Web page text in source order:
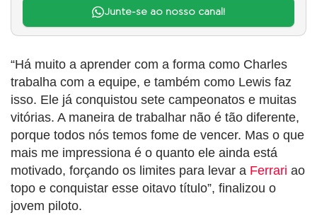
Junte-se ao nosso canal!
“Há muito a aprender com a forma como Charles
trabalha com a equipe, e também como Lewis faz
isso. Ele já conquistou sete campeonatos e muitas
vitórias. A maneira de trabalhar não é tão diferente,
porque todos nós temos fome de vencer. Mas o que
mais me impressiona é o quanto ele ainda está
motivado, forçando os limites para levar a Ferrari ao
topo e conquistar esse oitavo título”, finalizou o
jovem piloto.